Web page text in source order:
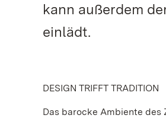
kann außerdem
einlädt.
DESIGN TRIFFT TRADITION
Das barocke Ambiente